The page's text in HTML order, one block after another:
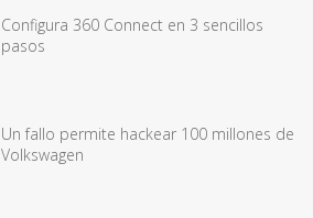
Configura 360 Connect en 3 sencillos
pasos
Un fallo permite hackear 100 millones de
Volkswagen